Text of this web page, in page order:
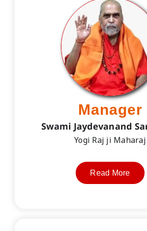
Manager
Swami Jaydevanand
Yogi Raj ji Maharaj
Read More